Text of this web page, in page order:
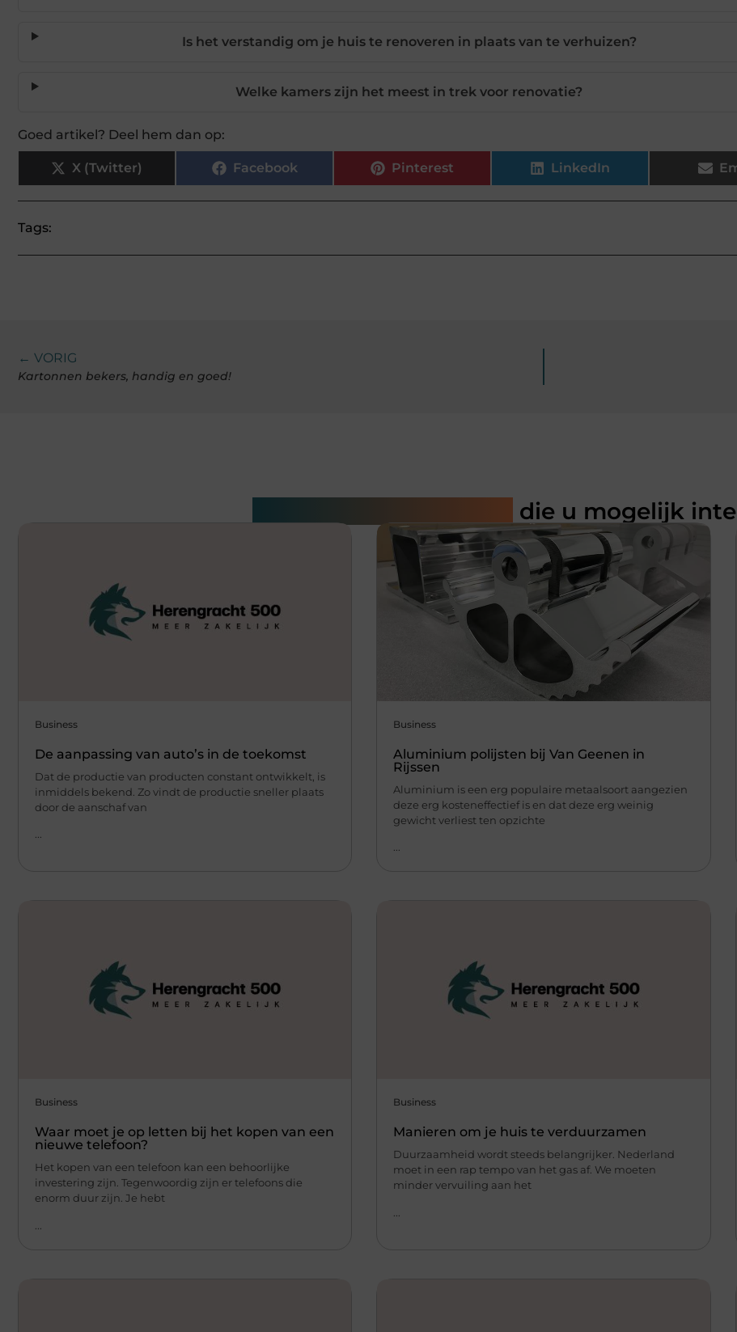
Is het verstandig om je huis te renoveren in plaats van te verhuizen?
Welke kamers zijn het meest in trek voor renovatie?
Goed artikel? Deel hem dan op:
X (Twitter) Facebook Pinterest LinkedIn
Tags:
← VORIG
Kartonnen bekers, handig en goed!
die u mogelijk
Business
De aanpassing van auto’s in de toekomst
Dat de productie van producten constant ontwikkelt, is
inmiddels bekend. Zo vindt de productie sneller plaats
door de aanschaf van
Business
Aluminium polijsten bij Van Geenen in
Rijssen
Aluminium is een erg populaire metaalsoort aangezien
deze erg kosteneffectief is en dat deze erg weinig
gewicht verliest ten opzichte
Business
Waar moet je op letten bij het kopen van een
nieuwe telefoon?
Het kopen van een telefoon kan een behoorlijke
investering zijn. Tegenwoordig zijn er telefoons die
enorm duur zijn. Je hebt
Business
Manieren om je huis te verduurzamen
Duurzaamheid wordt steeds belangrijker. Nederland
moet in een rap tempo van het gas af. We moeten
minder vervuiling aan het